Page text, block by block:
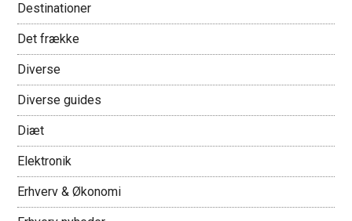
Destinationer
Det frække
Diverse
Diverse guides
Diæt
Elektronik
Erhverv & Økonomi